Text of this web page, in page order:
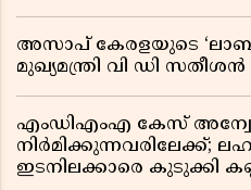
അസാപ് കേരളയുടെ
മുഖ്യമന്ത്രി വി ഡി
എംഡിഎംഎ കേസ്
നിർമിക്കുന്നവരിലേക്ക്;
ഇടനിലക്കാരെ കുടുക്കി